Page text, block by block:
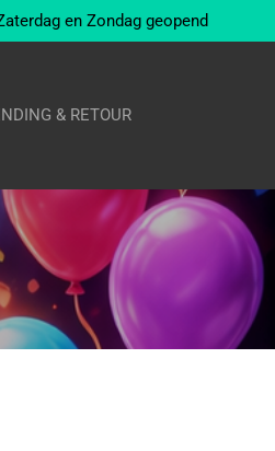
en Zondag geopend
& RETOUR